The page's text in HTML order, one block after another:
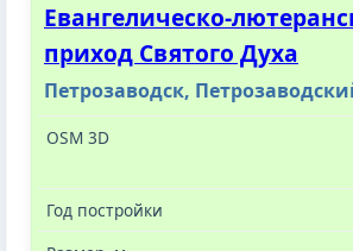
Евангелическо-
приход Святого Духа
Петрозаводск,